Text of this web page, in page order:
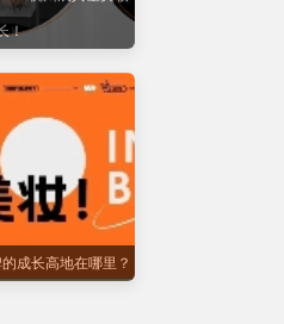
原料奖」入围揭晓：130+
下一站“风向标”！
！
成长高地在哪里？